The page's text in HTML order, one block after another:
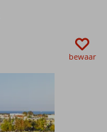
bewaar